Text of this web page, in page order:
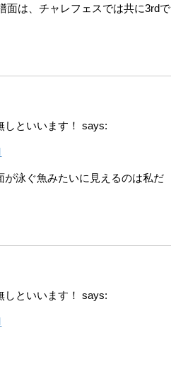
面は、チャレフェスでは共に3rdで
といいます！
says:
が泳ぐ魚みたいに見えるのは私だ
といいます！
says: